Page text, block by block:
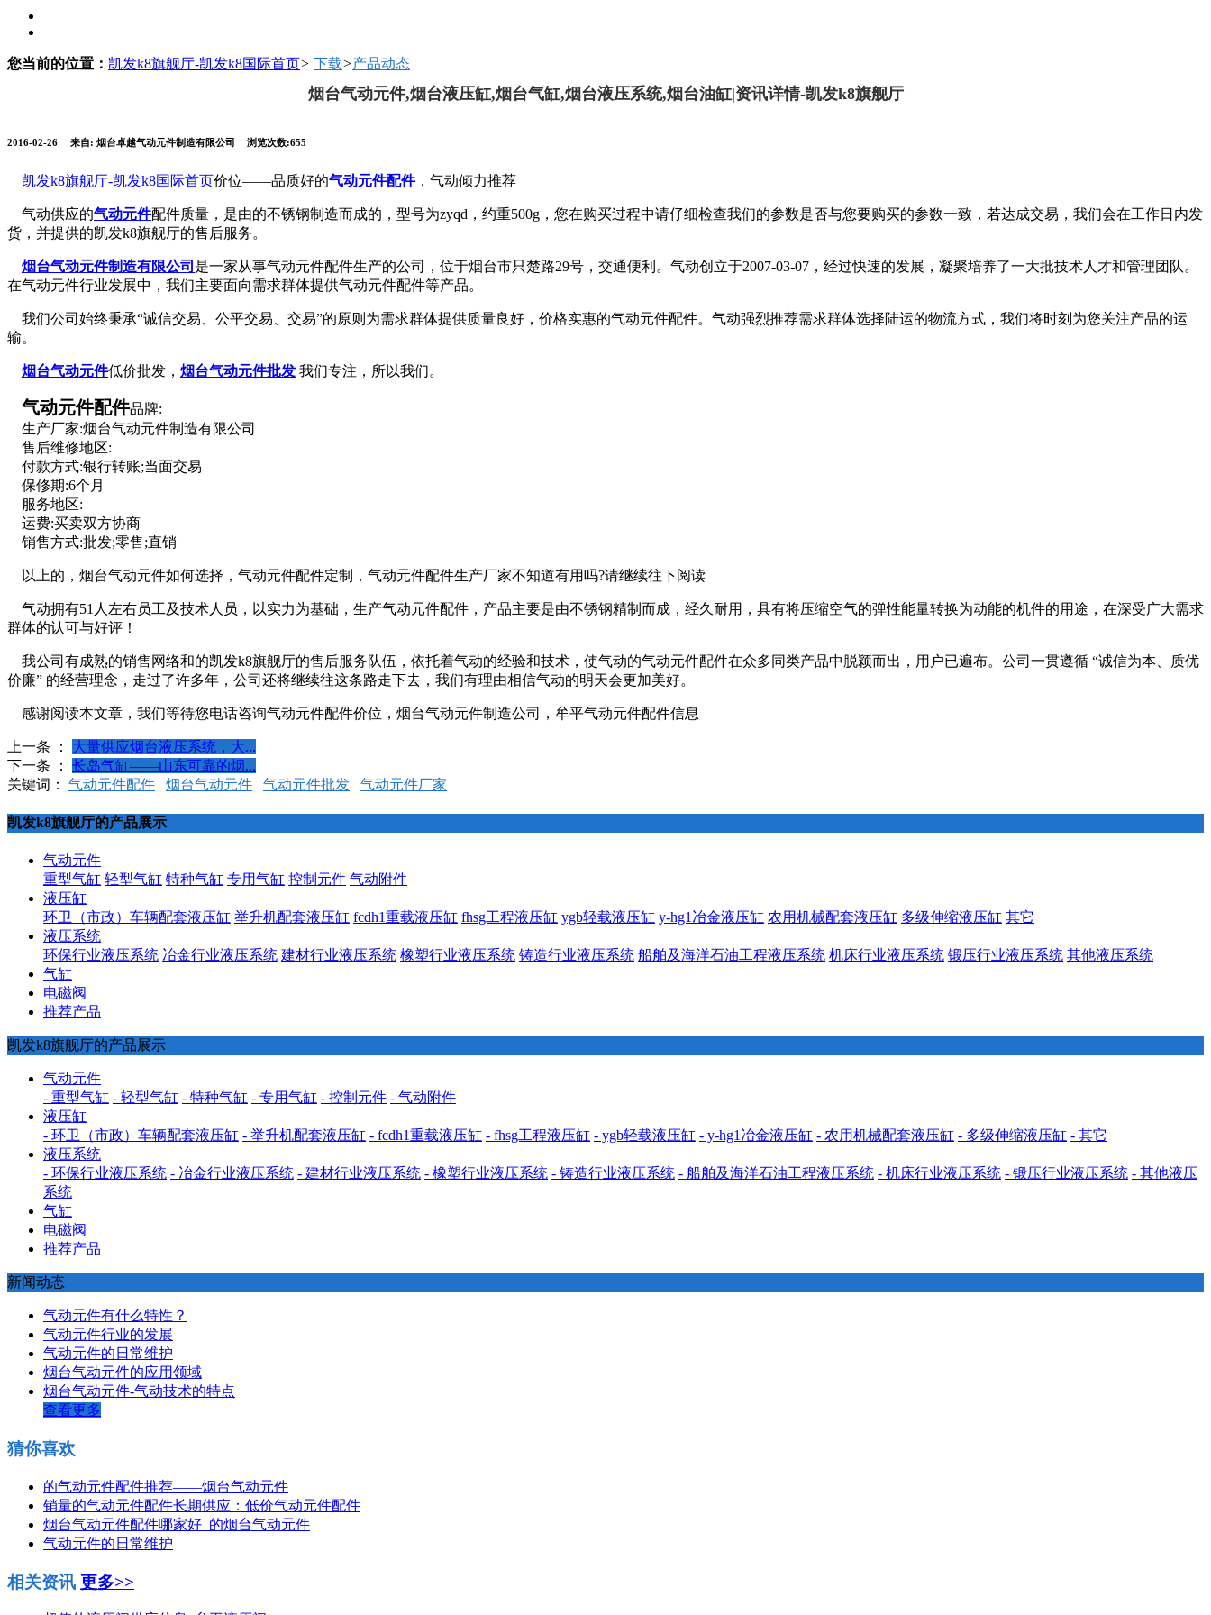
您当前的位置： 凯发k8旗舰厅-凯发k8国际首页> 下载>产品动态
烟台气动元件,烟台液压缸,烟台气缸,烟台液压系统,烟台油缸|资讯详情-凯发k8旗舰厅
2016-02-26 来自: 烟台卓越气动元件制造有限公司 浏览次数:655
凯发k8旗舰厅-凯发k8国际首页价位——品质好的气动元件配件，气动倾力推荐
气动供应的气动元件配件质量，是由的不锈钢制造而成的，型号为zyqd，约重500g，您在购买过程中请仔细检查我们的参数是否与您要购买的参数一致，若达成交易，我们会在工作日内发
货，并提供的凯发k8旗舰厅的售后服务。
烟台气动元件制造有限公司 是一家从事气动元件配件生产的公司，位于烟台市只楚路29号，交通便利。气动创立于2007-03-07，经过快速的发展，凝聚培养了一大批技术人才和管理团队。
在气动元件行业发展中，我们主要面向需求群体提供气动元件配件等产品。
我们公司始终秉承“诚信交易、公平交易、交易”的原则为需求群体提供质量良好，价格实惠的气动元件配件。气动强烈推荐需求群体选择陆运的物流方式，我们将时刻为您关注产品的运
输。
烟台气动元件低价批发， 烟台气动元件批发 我们专注，所以我们。
气动元件配件品牌:
生产厂家:烟台气动元件制造有限公司
售后维修地区:
付款方式:银行转账;当面交易
保修期:6个月
服务地区:
运费:买卖双方协商
销售方式:批发;零售;直销
以上的，烟台气动元件如何选择，气动元件配件定制，气动元件配件生产厂家不知道有用吗?请继续往下阅读
气动拥有51人左右员工及技术人员，以实力为基础，生产气动元件配件，产品主要是由不锈钢精制而成，经久耐用，具有将压缩空气的弹性能量转换为动能的机件的用途，在深受广大需求
群体的认可与好评！
我公司有成熟的销售网络和的凯发k8旗舰厅的售后服务队伍，依托着气动的经验和技术，使气动的气动元件配件在众多同类产品中脱颖而出，用户已遍布。公司一贯遵循 “诚信为本、质优
价廉” 的经营理念，走过了许多年，公司还将继续往这条路走下去，我们有理由相信气动的明天会更加美好。
感谢阅读本文章，我们等待您电话咨询气动元件配件价位，烟台气动元件制造公司，牟平气动元件配件信息
上一条 ：
大量供应烟台液压系统，大...
下一条 ：
长岛气缸——山东可靠的烟...
关键词： 气动元件配件 烟台气动元件 气动元件批发 气动元件厂家
凯发k8旗舰厅的产品展示
气动元件
重型气缸 轻型气缸 特种气缸 专用气缸 控制元件 气动附件
液压缸
环卫（市政）车辆配套液压缸 举升机配套液压缸 fcdh1重载液压缸 fhsg工程液压缸 ygb轻载液压缸 y-hg1冶金液压缸 农用机械配套液压缸 多级伸缩液压缸 其它
液压系统
环保行业液压系统 冶金行业液压系统 建材行业液压系统 橡塑行业液压系统 铸造行业液压系统 船舶及海洋石油工程液压系统 机床行业液压系统 锻压行业液压系统 其他液压系统
气缸
电磁阀
推荐产品
凯发k8旗舰厅的产品展示
气动元件
- 重型气缸 - 轻型气缸 - 特种气缸 - 专用气缸 - 控制元件 - 气动附件
液压缸
- 环卫（市政）车辆配套液压缸 - 举升机配套液压缸 - fcdh1重载液压缸 - fhsg工程液压缸 - ygb轻载液压缸 - y-hg1冶金液压缸 - 农用机械配套液压缸 - 多级伸缩液压缸 - 其它
液压系统
- 环保行业液压系统 - 冶金行业液压系统 - 建材行业液压系统 - 橡塑行业液压系统 - 铸造行业液压系统 - 船舶及海洋石油工程液压系统 - 机床行业液压系统 - 锻压行业液压系统 - 其他液压
系统
气缸
电磁阀
推荐产品
新闻动态
气动元件有什么特性？
气动元件行业的发展
气动元件的日常维护
烟台气动元件的应用领域
烟台气动元件-气动技术的特点
查看更多
猜你喜欢
的气动元件配件推荐——烟台气动元件
销量的气动元件配件长期供应：低价气动元件配件
烟台气动元件配件哪家好_的烟台气动元件
气动元件的日常维护
相关资讯 更多>>